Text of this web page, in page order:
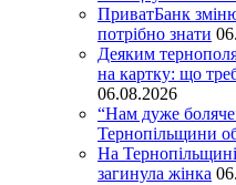
ПриватБанк
потрібно знати
Деяким
на картку: що
06.08.2026
“Нам дуже
Тернопільщини
На
загинула жінка